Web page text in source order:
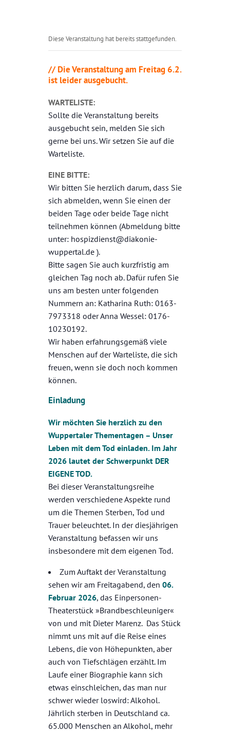
Diese Veranstaltung hat bereits stattgefunden.
// Die Veranstaltung am Freitag 6.2.
ist leider ausgebucht.
WARTELISTE:
Sollte die Veranstaltung bereits
ausgebucht sein, melden Sie sich
gerne bei uns. Wir setzen Sie auf die
Warteliste.
EINE BITTE:
Wir bitten Sie herzlich darum, dass Sie
sich abmelden, wenn Sie einen der
beiden Tage oder beide Tage nicht
teilnehmen können (Abmeldung bitte
unter: hospizdienst@diakonie-
wuppertal.de ).
Bitte sagen Sie auch kurzfristig am
gleichen Tag noch ab. Dafür rufen Sie
uns am besten unter folgenden
Nummern an: Katharina Ruth: 0163-
7973318 oder Anna Wessel: 0176-
10230192.
Wir haben erfahrungsgemäß viele
Menschen auf der Warteliste, die sich
freuen, wenn sie doch noch kommen
können.
Einladung
Wir möchten Sie herzlich zu den
Wuppertaler Thementagen – Unser
Leben mit dem Tod einladen. Im Jahr
2026 lautet der Schwerpunkt DER
EIGENE TOD.
Bei dieser Veranstaltungsreihe
werden verschiedene Aspekte rund
um die Themen Sterben, Tod und
Trauer beleuchtet. In der diesjährigen
Veranstaltung befassen wir uns
insbesondere mit dem eigenen Tod.
Zum Auftakt der Veranstaltung
sehen wir am Freitagabend, den 06.
Februar 2026, das Einpersonen-
Theaterstück »Brandbeschleuniger«
von und mit Dieter Marenz. Das Stück
nimmt uns mit auf die Reise eines
Lebens, die von Höhepunkten, aber
auch von Tiefschlägen erzählt. Im
Laufe einer Biographie kann sich
etwas einschleichen, das man nur
schwer wieder loswird: Alkohol.
Jährlich sterben in Deutschland ca.
65.000 Menschen an Alkohol, mehr